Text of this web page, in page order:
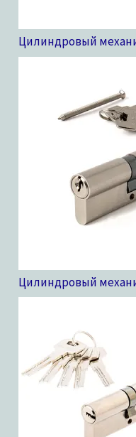
Цилиндровый
Цилиндровый